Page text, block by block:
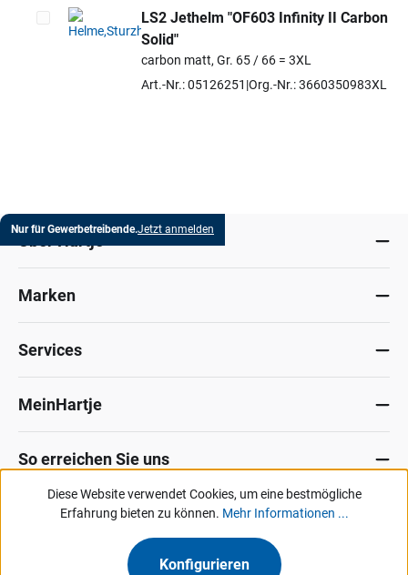
Artikel auswählen
LS2 Jethelm "OF603 Infinity II Carbon
Solid"
carbon matt, Gr. 65 / 66 = 3XL
Art.-Nr.: 05126251 Org.-Nr.: 3660350983XL
Nur für Gewerbetreibende.Jetzt anmelden
Marken
Services
MeinHartje
So erreichen Sie uns
Datenschutz ImpressumAllg. Verkaufsbedingungen
KontaktHinweisgeber-Portal
Diese Website verwendet Cookies, um eine bestmögliche
Erfahrung bieten zu können. Mehr Informationen ...
Konfigurieren